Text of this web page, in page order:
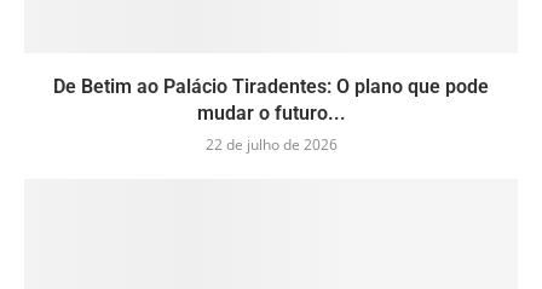
De Betim ao Palácio Tiradentes: O plano que pode
mudar o futuro...
22 de julho de 2026